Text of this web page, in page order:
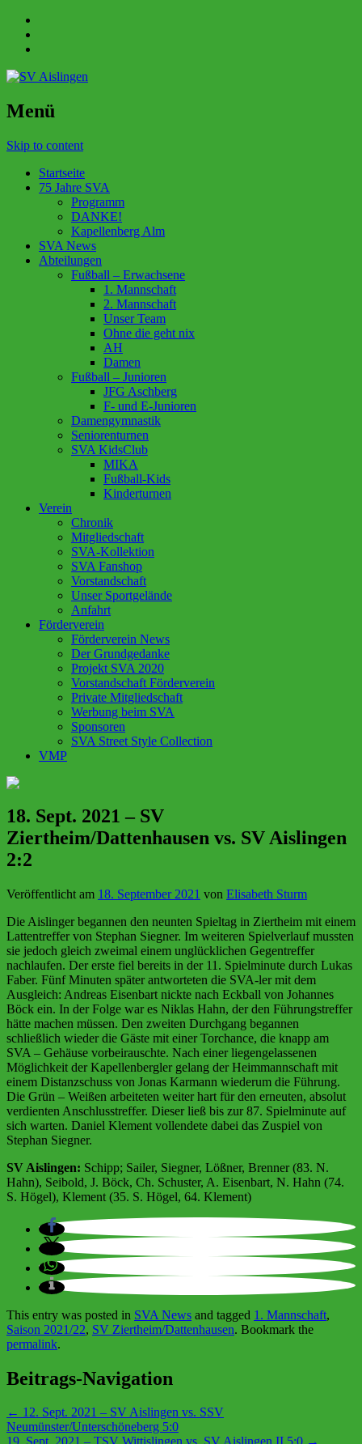
Menü
Skip to content
Startseite
75 Jahre SVA
Programm
DANKE!
Kapellenberg Alm
SVA News
Abteilungen
Fußball – Erwachsene
1. Mannschaft
2. Mannschaft
Unser Team
Ohne die geht nix
AH
Damen
Fußball – Junioren
JFG Aschberg
F- und E-Junioren
Damengymnastik
Seniorenturnen
SVA KidsClub
MIKA
Fußball-Kids
Kinderturnen
Verein
Chronik
Mitgliedschaft
SVA-Kollektion
SVA Fanshop
Vorstandschaft
Unser Sportgelände
Anfahrt
Förderverein
Förderverein News
Der Grundgedanke
Projekt SVA 2020
Vorstandschaft Förderverein
Private Mitgliedschaft
Werbung beim SVA
Sponsoren
SVA Street Style Collection
VMP
18. Sept. 2021 – SV
Ziertheim/Dattenhausen vs. SV Aislingen
2:2
Veröffentlicht am 18. September 2021 von Elisabeth Sturm
Die Aislinger begannen den neunten Spieltag in Ziertheim mit einem
Lattentreffer von Stephan Siegner. Im weiteren Spielverlauf mussten
sie jedoch gleich zweimal einem unglücklichen Gegentreffer
nachlaufen. Der erste fiel bereits in der 11. Spielminute durch Lukas
Faber. Fünf Minuten später antworteten die SVA-ler mit dem
Ausgleich: Andreas Eisenbart nickte nach Eckball von Johannes
Böck ein. In der Folge war es Niklas Hahn, der den Führungstreffer
hätte machen müssen. Den zweiten Durchgang begannen
schließlich wieder die Gäste mit einer Torchance, die knapp am
SVA – Gehäuse vorbeirauschte. Nach einer liegengelassenen
Möglichkeit der Kapellenbergler gelang der Heimmannschaft mit
einem Distanzschuss von Jonas Karmann wiederum die Führung.
Die Grün – Weißen arbeiteten weiter hart für den erneuten, absolut
verdienten Anschlusstreffer. Dieser ließ bis zur 87. Spielminute auf
sich warten. Daniel Klement vollendete dabei das Zuspiel von
Stephan Siegner.
SV Aislingen: Schipp; Sailer, Siegner, Lößner, Brenner (83. N.
Hahn), Seibold, J. Böck, Ch. Schuster, A. Eisenbart, N. Hahn (74.
S. Högel), Klement (35. S. Högel, 64. Klement)
This entry was posted in SVA News and tagged 1. Mannschaft,
Saison 2021/22, SV Ziertheim/Dattenhausen. Bookmark the
permalink.
Beitrags-Navigation
← 12. Sept. 2021 – SV Aislingen vs. SSV
Neumünster/Unterschöneberg 5:0